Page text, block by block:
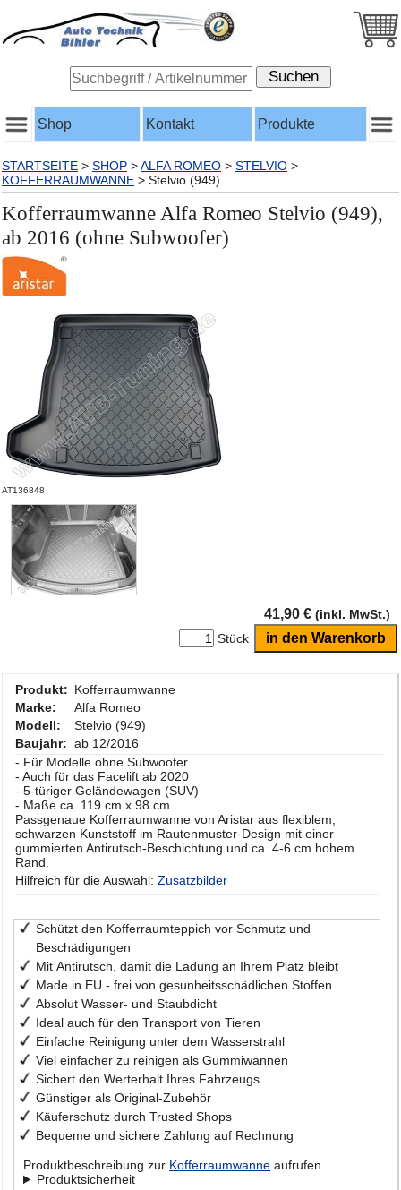
Shop Kontakt Produkte
STARTSEITE > SHOP >ALFA ROMEO > STELVIO >
KOFFERRAUMWANNE > Stelvio (949)
Kofferraumwanne Alfa Romeo Stelvio (949),
ab 2016 (ohne Subwoofer)
AT136848
41,90 € (inkl. MwSt.)
Stück
Produkt: Kofferraumwanne
Marke:
Alfa Romeo
Modell:
Stelvio (949)
Baujahr: ab 12/2016
- Für Modelle ohne Subwoofer
- Auch für das Facelift ab 2020
- 5-türiger Geländewagen (SUV)
- Maße ca. 119 cm x 98 cm
Passgenaue Kofferraumwanne von Aristar aus flexiblem,
schwarzen Kunststoff im Rautenmuster-Design mit einer
gummierten Antirutsch-Beschichtung und ca. 4-6 cm hohem
Rand.
Hilfreich für die Auswahl: Zusatzbilder
Schützt den Kofferraumteppich vor Schmutz und
Beschädigungen
Mit Antirutsch, damit die Ladung an Ihrem Platz bleibt
Made in EU - frei von gesunheitsschädlichen Stoffen
Absolut Wasser- und Staubdicht
Ideal auch für den Transport von Tieren
Einfache Reinigung unter dem Wasserstrahl
Viel einfacher zu reinigen als Gummiwannen
Sichert den Werterhalt Ihres Fahrzeugs
Günstiger als Original-Zubehör
Käuferschutz durch Trusted Shops
Bequeme und sichere Zahlung auf Rechnung
Produktbeschreibung zur Kofferraumwanne aufrufen
Produktsicherheit